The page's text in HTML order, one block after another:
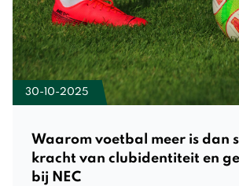
30-10-2025
Waarom voetbal meer is dan
kracht van clubidentiteit en
bij NEC